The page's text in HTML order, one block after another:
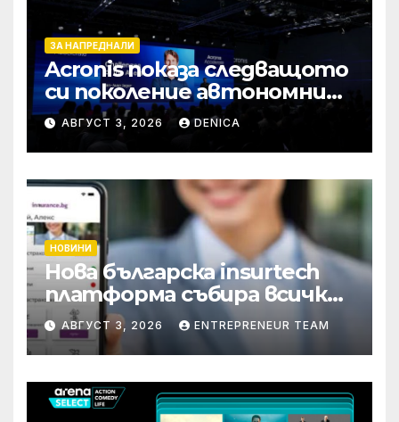
ЗА НАПРЕДНАЛИ
Acronis показа следващото
си поколение автономни
услуги
АВГУСТ 3, 2026 DENICA
НОВИНИ
Нова българска insurtech
платформа събира всички
застраховки на едно
място
АВГУСТ 3, 2026 ENTREPRENEUR TEAM